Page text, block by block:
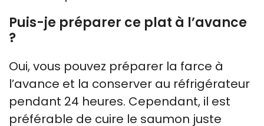
Puis-je préparer ce plat à l’avance
?
Oui, vous pouvez préparer la farce à
l’avance et la conserver au réfrigérateur
pendant 24 heures. Cependant, il est
préférable de cuire le saumon juste